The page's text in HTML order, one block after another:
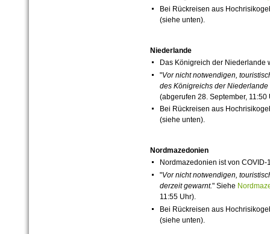
Bei Rückreisen aus
(siehe unten).
Niederlande
Das Königreich der Niederlande
"Vor nicht notwendigen,
des Königreichs der Niederlande
(abgerufen 28. September, 11:50
Bei Rückreisen aus
(siehe unten).
Nordmazedonien
Nordmazedonien ist von COVID-
"Vor nicht notwendigen,
derzeitgewarnt." Siehe
11:55 Uhr).
Bei Rückreisen aus
(siehe unten).